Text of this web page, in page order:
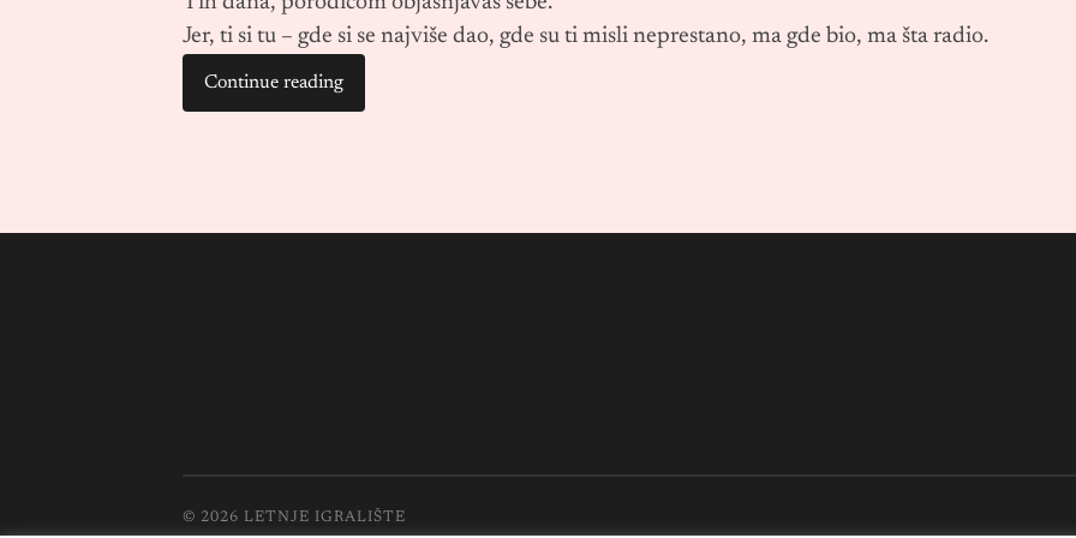
Jer, ti si tu – gde si se najviše dao, gde su ti misli neprestano, ma gde bio, ma šta radio.
Continue reading
© 2026 LETNJE IGRALIŠTE